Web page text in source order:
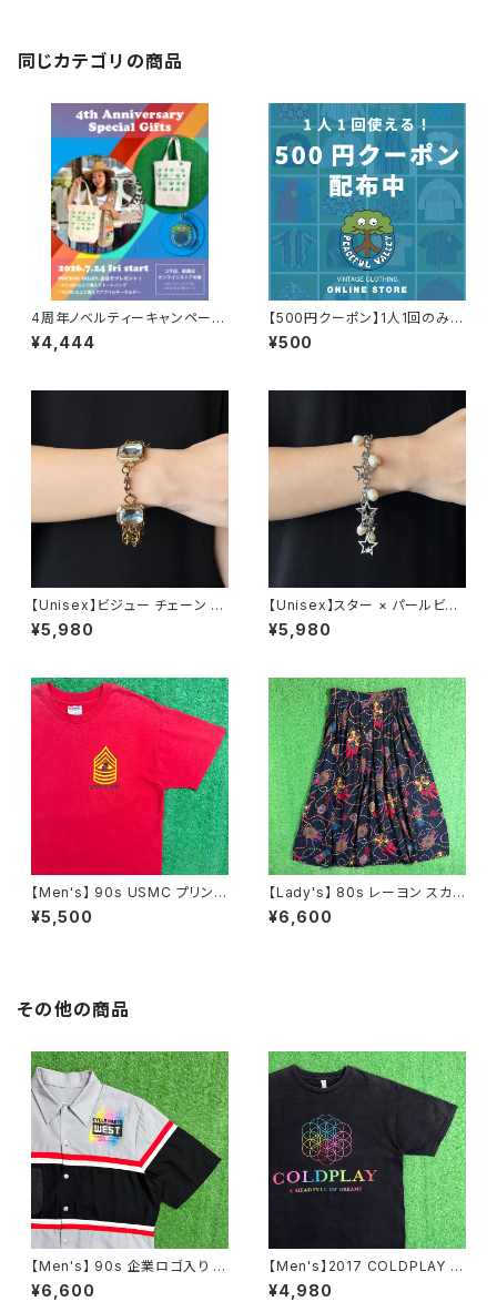
同じカテゴリの商品
4周年ノベルティーキャンペーン
開催中！
¥4,444
【500円クーポン】1人1回のみご
利用可能！
¥500
【Unisex】ビジュー チェーン ブ
レスレット / 古着 アクセサリー
N0737
¥5,980
【Unisex】スター × パールビー
ズ チャーム チェーン ブレスレッ
ト / 古着 アクセサリー N1109
¥5,980
【Men's】 90s USMC プリント
Tシャツ / アメリカ製 USA製 9
0年代 ティーシャツ T-Shirt 古
¥5,500
【Lady's】 80s レーヨン スカ
ーフ柄 スカート / 80年代 古着
レディース 総柄 2266
¥6,600
その他の商品
【Men's】 90s 企業ロゴ入り ワ
ークシャツ / アメリカ製 USA製
90年代 シャツ ワーク 古着 メン
¥6,600
【Men's】2017 COLDPLAY ツ
アー Tシャツ / 古着 ティーシャ
ツ T-Shirt バンド ロック 2279
¥4,980